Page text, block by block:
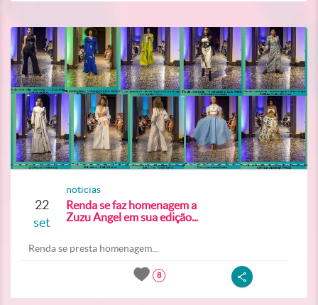
22
set
noticias
Renda se faz homenagem a
Zuzu Angel em sua edição...
Renda se presta homenagem...
8